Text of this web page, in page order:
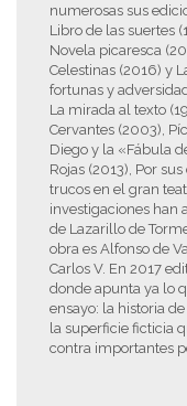
numerosas sus
Libro de las suertes
Novela picaresca
Celestinas (2016) y
fortunas y
La mirada al texto
Cervantes (2003),
Diego y la «Fábula
Rojas (2013), Por
trucos en el gran
investigaciones han
de Lazarillo de
obra es Alfonso de
Carlos V. En 2017
donde apunta ya lo
ensayo: la historia
la superficie ficticia
contra importantes